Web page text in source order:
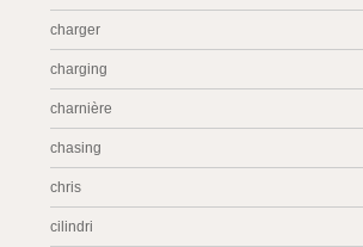
charger
charging
charnière
chasing
chris
cilindri